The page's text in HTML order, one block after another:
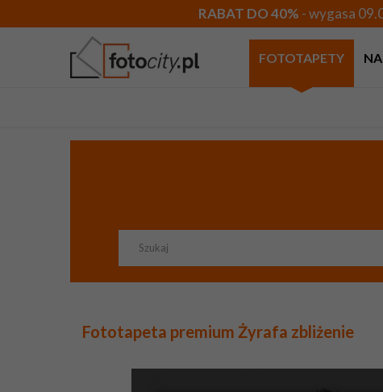
RABAT DO 40% - wygasa
FOTOTAPETY
Fototapeta premium Żyrafa zbliżenie